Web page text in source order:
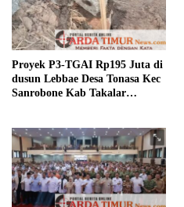
Proyek P3-TGAI Rp195 Juta di
dusun Lebbae Desa Tonasa Kec
Sanrobone Kab Takalar